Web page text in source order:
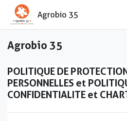
Passer au contenu principal
Agrobio 35
Agrobio 35
POLITIQUE DE
PERSONNELLES et
CONFIDENTIALITE et